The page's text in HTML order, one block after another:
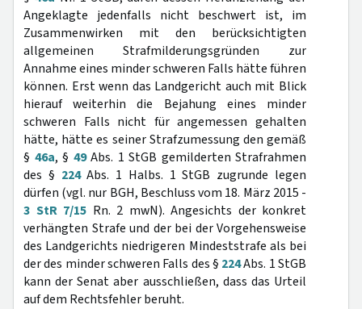
Angeklagte jedenfalls nicht beschwert ist, im
Zusammenwirken mit den berücksichtigten
allgemeinen Strafmilderungsgründen zur
Annahme eines minder schweren Falls hätte führen
können. Erst wenn das Landgericht auch mit Blick
hierauf weiterhin die Bejahung eines minder
schweren Falls nicht für angemessen gehalten
hätte, hätte es seiner Strafzumessung den gemäß
§ 46a, § 49Abs. 1 StGB gemilderten Strafrahmen
des § 224Abs. 1 Halbs. 1 StGB zugrunde legen
dürfen (vgl. nur BGH, Beschluss vom 18. März 2015 -
3 StR 7/15 Rn. 2 mwN). Angesichts der konkret
verhängten Strafe und der bei der Vorgehensweise
des Landgerichts niedrigeren Mindeststrafe als bei
der des minder schweren Falls des § 224Abs. 1 StGB
kann der Senat aber ausschließen, dass das Urteil
auf dem Rechtsfehler beruht.